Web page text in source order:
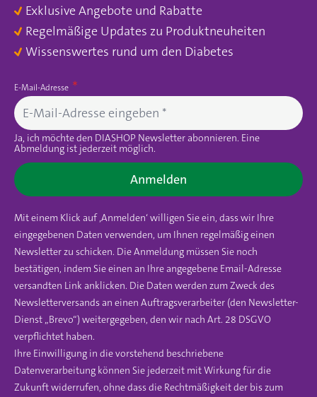
Exklusive Angebote und Rabatte
Regelmäßige Updates zu Produktneuheiten
Wissenswertes rund um den Diabetes
E-Mail-Adresse
Ja, ich möchte den DIASHOP Newsletter abonnieren. Eine
Abmeldung ist jederzeit möglich.
Anmelden
Mit einem Klick auf ‚Anmelden‘ willigen Sie ein, dass wir Ihre
eingegebenen Daten verwenden, um Ihnen regelmäßig einen
Newsletter zu schicken. Die Anmeldung müssen Sie noch
bestätigen, indem Sie einen an Ihre angegebene Email-Adresse
versandten Link anklicken. Die Daten werden zum Zweck des
Newsletterversands an einen Auftragsverarbeiter (den Newsletter-
Dienst „Brevo“) weitergegeben, den wir nach Art. 28 DSGVO
verpflichtet haben.
Ihre Einwilligung in die vorstehend beschriebene
Datenverarbeitung können Sie jederzeit mit Wirkung für die
Zukunft widerrufen, ohne dass die Rechtmäßigkeit der bis zum